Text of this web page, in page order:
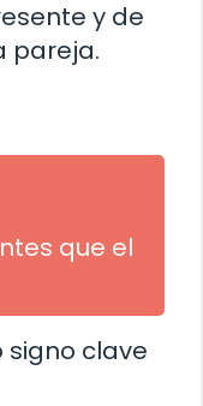
y de
pareja.
que el
signo clave